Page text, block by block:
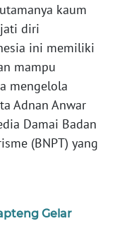
kaum
diri
ini memiliki
mampu
mengelola
Adnan Anwar
Damai Badan
(BNPT) yang
Gelar